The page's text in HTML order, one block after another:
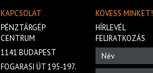
KAPCSOLAT
PÉNZTÁRGÉP
CENTRUM
1141 BUDAPEST
FOGARASI ÚT 195-197.
KÖVESS MINKET!
HÍRLEVÉL
FELIRATKOZÁS